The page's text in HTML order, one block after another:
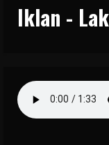
Iklan -